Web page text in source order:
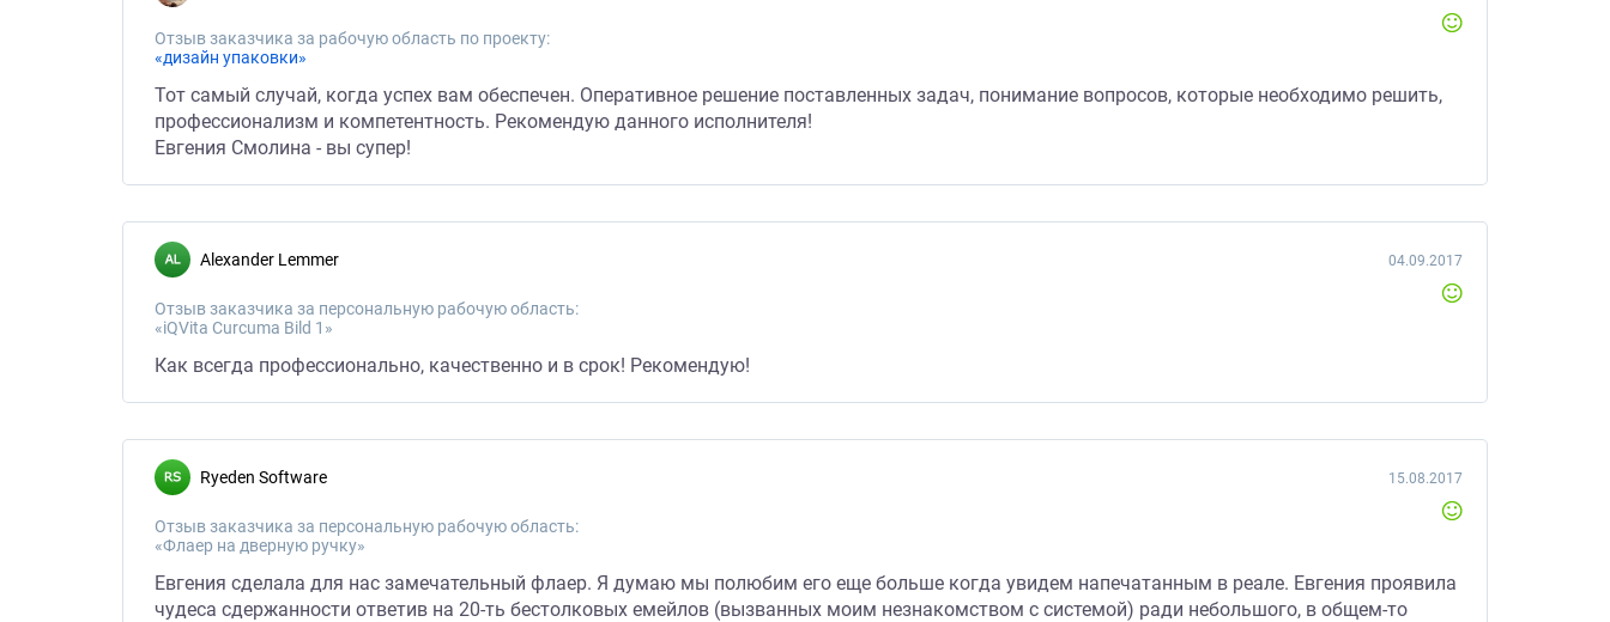
Отзыв заказчика за рабочую область по проекту:
«дизайн упаковки»
Тот самый случай, когда успех вам обеспечен. Оперативное решение поставленных задач, понимание вопросов, которые необходимо решить,
профессионализм и компетентность. Рекомендую данного исполнителя!
Евгения Смолина - вы супер!
Alexander Lemmer
Отзыв заказчика за персональную рабочую область:
«iQVita Curcuma Bild 1»
04.09.2017
Как всегда профессионально, качественно и в срок! Рекомендую!
Ryeden Software
Отзыв заказчика за персональную рабочую область:
«Флаер на дверную ручку»
15.08.2017
Евгения сделала для нас замечательный флаер. Я думаю мы полюбим его еще больше когда увидем напечатанным в реале. Евгения проявила
чудеса сдержанности ответив на 20-ть бестолковых емейлов (вызванных моим незнакомством с системой) ради небольшого, в общем-то